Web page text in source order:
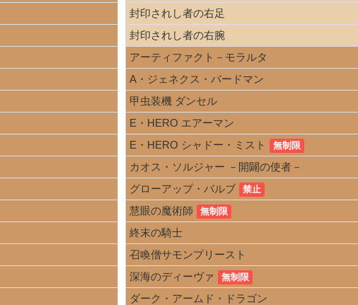
封印されし者の右足
封印されし者の右腕
アーティファクト－モラルタ
A・ジェネクス・バードマン
甲虫装機 ダンセル
E・HERO エアーマン
E・HERO シャドー・ミスト
無制限
カオス・ソルジャー －開闢の使者－
グローアップ・バルブ
禁止
慧眼の魔術師 無制限
終末の騎士
召喚僧サモンプリースト
深海のディーヴァ
無制限
ダーク・アームド・ドラゴン